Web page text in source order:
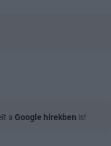
a Google hírekben is!